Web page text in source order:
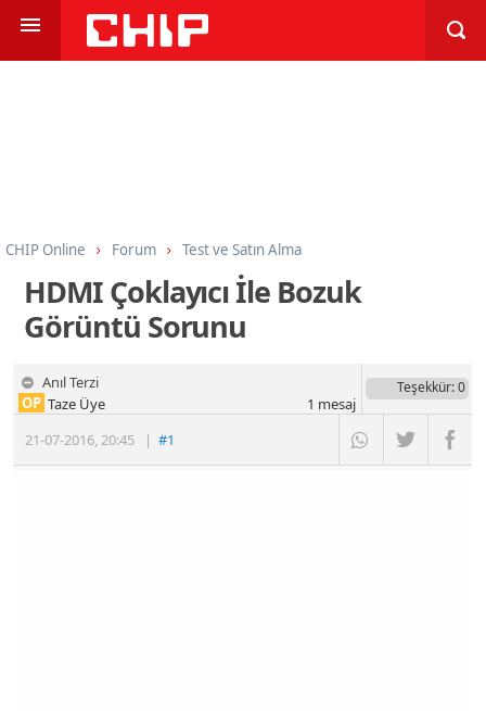
CHIP Online Forum
Test ve Satın Alma
LED TV, LCD TV ve Monitörler
HDMI Çoklayıcı İle Bozuk
Görüntü Sorunu
Anıl Terzi
21-07-2016,20:45 |#1
OP Taze Üye
Teşekkür: 0
1 mesaj